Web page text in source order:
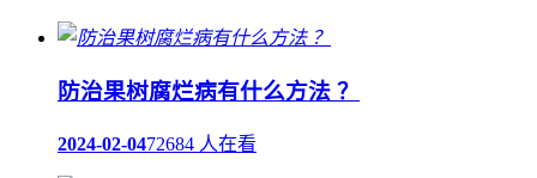
防治果树腐烂病有什么方法 ？
2024-02-0472684 人在看